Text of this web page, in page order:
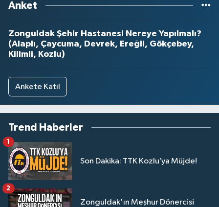
Anket
Zonguldak Şehir Hastanesi Nereye Yapılmalı?
(Alaplı, Çaycuma, Devrek, Ereğli, Gökçebey,
Kilimli, Kozlu)
Ankete Katıl
Trend Haberler
Son Dakika: TTK Kozlu’ya Müjde!
1
Zonguldak'ın Meşhur Dönercisi
2